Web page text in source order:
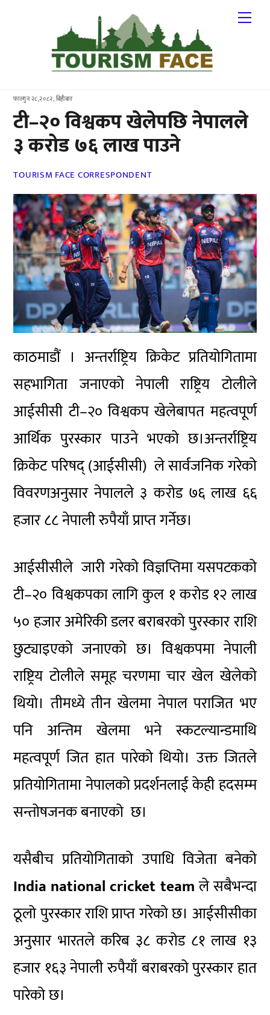
फाल्गुन २८,२०८२, बिहीबार
टी–२० विश्वकप खेलेपछि नेपालले
३ करोड ७६ लाख पाउने
TOURISM FACE CORRESPONDENT
काठमाडौं । अन्तर्राष्ट्रिय क्रिकेट प्रतियोगितामा
सहभागिता जनाएको नेपाली राष्ट्रिय टोलीले
आईसीसी टी–२० विश्वकप खेलेबापत महत्वपूर्ण
आर्थिक पुरस्कार पाउने भएको छ।अन्तर्राष्ट्रिय
क्रिकेट परिषद् (आईसीसी) ले सार्वजनिक गरेको
विवरणअनुसार नेपालले ३ करोड ७६ लाख ६६
हजार ८८ नेपाली रुपैयाँ प्राप्त गर्नेछ।
आईसीसीले जारी गरेको विज्ञप्तिमा यसपटकको
टी–२० विश्वकपका लागि कुल १ करोड १२ लाख
५० हजार अमेरिकी डलर बराबरको पुरस्कार राशि
छुट्याइएको जनाएको छ। विश्वकपमा नेपाली
राष्ट्रिय टोलीले समूह चरणमा चार खेल खेलेको
थियो। तीमध्ये तीन खेलमा नेपाल पराजित भए
पनि अन्तिम खेलमा भने स्कटल्यान्डमाथि
महत्वपूर्ण जित हात पारेको थियो। उक्त जितले
प्रतियोगितामा नेपालको प्रदर्शनलाई केही हदसम्म
सन्तोषजनक बनाएको छ।
यसैबीच प्रतियोगिताको उपाधि विजेता बनेको
India national cricket teamले सबैभन्दा
ठूलो पुरस्कार राशि प्राप्त गरेको छ। आईसीसीका
अनुसार भारतले करिब ३८ करोड ८१ लाख १३
हजार १६३ नेपाली रुपैयाँ बराबरको पुरस्कार हात
पारेको छ।